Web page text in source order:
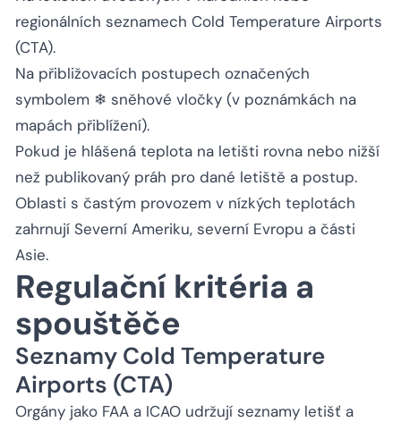
regionálních seznamech Cold Temperature Airports
(CTA).
Na přibližovacích postupech označených
symbolem ❄ sněhové vločky (v poznámkách na
mapách přiblížení).
Pokud je hlášená teplota na letišti rovna nebo nižší
než publikovaný práh pro dané letiště a postup.
Oblasti s častým provozem v nízkých teplotách
zahrnují Severní Ameriku, severní Evropu a části
Asie.
Regulační kritéria a
spouštěče
Seznamy Cold Temperature
Airports (CTA)
Orgány jako FAA a ICAO udržují seznamy letišť a